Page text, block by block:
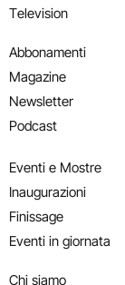
Television
Abbonamenti
Magazine
Newsletter
Podcast
Eventi e Mostre
Inaugurazioni
Finissage
Eventi in giornata
Chi siamo